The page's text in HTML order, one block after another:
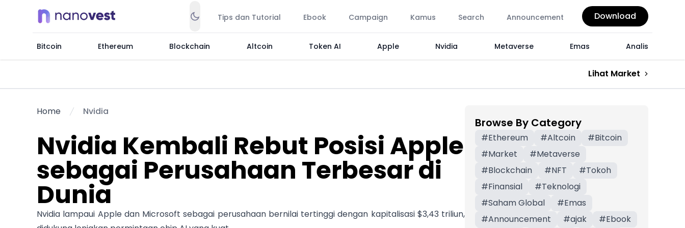
Tips dan Tutorial Ebook Campaign Kamus Search Announcement Download
Bitcoin Ethereum Blockchain Altcoin Token AI Apple Nvidia Metaverse Emas Analis
Lihat Market
Home Nvidia
Nvidia Kembali Rebut Posisi Apple
sebagai Perusahaan Terbesar di
Dunia
Nvidia lampaui Apple dan Microsoft sebagai perusahaan bernilai tertinggi dengan kapitalisasi $3,43 triliun,
Browse By Category
#Ethereum #Altcoin #Bitcoin
#Market #Metaverse
#Blockchain #NFT #Tokoh
#Finansial #Teknologi
#Saham Global #Emas
#Announcement #ajak #Ebook